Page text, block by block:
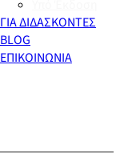
ΓΙΑ ΔΙΔΑΣΚΟΝΤΕΣ
BLOG
ΕΠΙΚΟΙΝΩΝΙΑ